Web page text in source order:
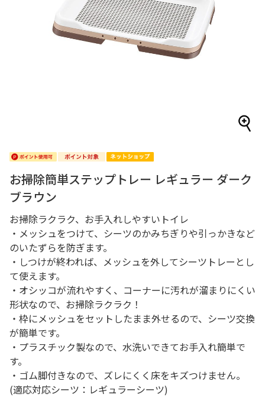
お掃除簡単ステップトレー レギュラー ダーク
ブラウン
お掃除ラクラク、お手入れしやすいトイレ
・メッシュをつけて、シーツのかみちぎりや引っかきなど
のいたずらを防ぎます。
・しつけが終われば、メッシュを外してシーツトレーとし
て使えます。
・オシッコが流れやすく、コーナーに汚れが溜まりにくい
形状なので、お掃除ラクラク！
・枠にメッシュをセットしたまま外せるので、シーツ交換
が簡単です。
・プラスチック製なので、水洗いできてお手入れ簡単で
す。
・ゴム脚付きなので、ズレにくく床をキズつけません。
(適応対応シーツ：レギュラーシーツ)